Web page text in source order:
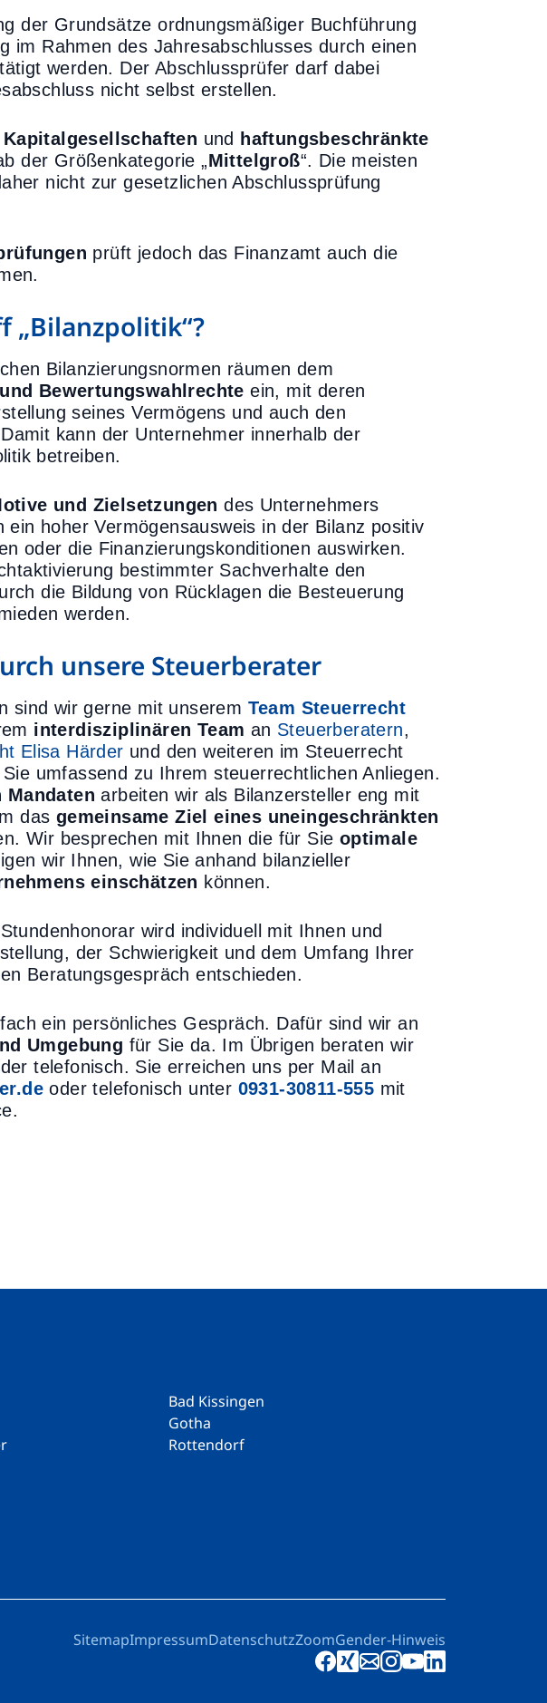
der Grundsätze ordnungsmäßiger Buchführung
im Rahmen des Jahresabschlusses durch einen
werden. Der Abschlussprüfer darf dabei
nicht selbst erstellen.
Kapitalgesellschaften und
haftungsbeschränkte
der Größenkategorie „Mittelgroß“. Die meisten
nicht zur gesetzlichen Abschlussprüfung
prüft jedoch das Finanzamt auch die
„Bilanzpolitik“?
Bilanzierungsnormen räumen dem
Bewertungswahlrechte ein, mit deren
seines Vermögens und auch den
kann der Unternehmer innerhalb der
betreiben.
und Zielsetzungen des Unternehmers
hoher Vermögensausweis in der Bilanz positiv
oder die Finanzierungskonditionen auswirken.
bestimmter Sachverhalte den
die Bildung von Rücklagen die Besteuerung
werden.
unsere Steuerberater
sind wir gerne mit unserem Team Steuerrecht
interdisziplinären Team an Steuerberatern,
Elisa Härder und den weiteren im Steuerrecht
umfassend zu Ihrem steuerrechtlichen Anliegen.
arbeiten wir als Bilanzersteller eng mit
das gemeinsame Ziel eines uneingeschränkten
Wir besprechen mit Ihnen die für Sie optimale
wir Ihnen, wie Sie anhand bilanzieller
einschätzen können.
wird individuell mit Ihnen und
der Schwierigkeit und dem Umfang Ihrer
Beratungsgespräch entschieden.
ein persönliches Gespräch. Dafür sind wir an
Umgebung für Sie da. Im Übrigen beraten wir
telefonisch. Sie erreichen uns per Mail an
oder telefonisch unter 0931-30811-555 mit
Bad Kissingen
Gotha
Rottendorf
SitemapImpressumDatenschutzZoomGender-Hinweis